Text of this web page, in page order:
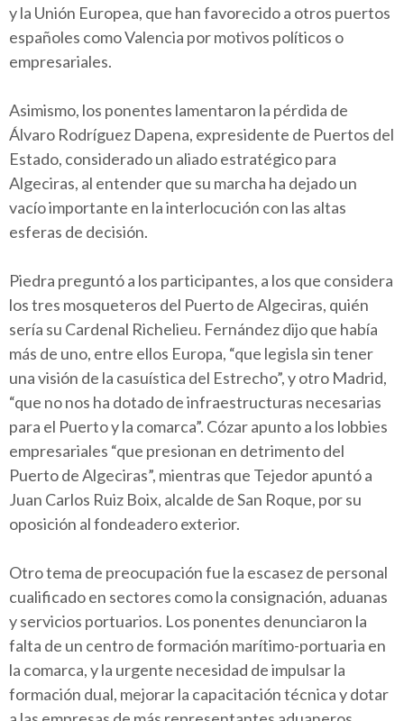
y la Unión Europea, que han favorecido a otros puertos
españoles como Valencia por motivos políticos o
empresariales.
Asimismo, los ponentes lamentaron la pérdida de
Álvaro Rodríguez Dapena, expresidente de Puertos del
Estado, considerado un aliado estratégico para
Algeciras, al entender que su marcha ha dejado un
vacío importante en la interlocución con las altas
esferas de decisión.
Piedra preguntó a los participantes, a los que considera
los tres mosqueteros del Puerto de Algeciras, quién
sería su Cardenal Richelieu. Fernández dijo que había
más de uno, entre ellos Europa, “que legisla sin tener
una visión de la casuística del Estrecho”, y otro Madrid,
“que no nos ha dotado de infraestructuras necesarias
para el Puerto y la comarca”. Cózar apunto a los lobbies
empresariales “que presionan en detrimento del
Puerto de Algeciras”, mientras que Tejedor apuntó a
Juan Carlos Ruiz Boix, alcalde de San Roque, por su
oposición al fondeadero exterior.
Otro tema de preocupación fue la escasez de personal
cualificado en sectores como la consignación, aduanas
y servicios portuarios. Los ponentes denunciaron la
falta de un centro de formación marítimo-portuaria en
la comarca, y la urgente necesidad de impulsar la
formación dual, mejorar la capacitación técnica y dotar